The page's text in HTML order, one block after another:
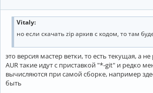
Vitaly:
но если скачать zip архив с кодом, то там
это версия мастер ветки, то есть текущая, а
AUR такие идут с приставкой "*-git" и редко
вычисляются при самой сборке, например
быть